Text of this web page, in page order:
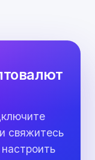
свяжитесь